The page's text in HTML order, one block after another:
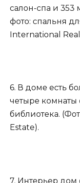
салон-спа и 353
фото: спальня
International
6. В доме есть
четыре комнаты
библиотека.
Estate).
7. Интерьер